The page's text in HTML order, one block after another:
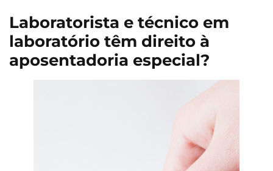
Laboratorista e técnico em
laboratório têm direito à
aposentadoria especial?